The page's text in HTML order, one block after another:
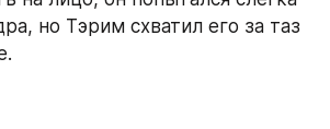
но Тэрим схватил его за таз